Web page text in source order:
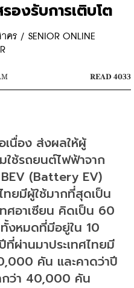
องรับการเติบโต
ร / SENIOR ONLINE
READ 4033
เนื่อง ส่งผลให้ผู้
ใช้รถยนต์ไฟฟ้าจาก
(Battery EV)
ทยมีผู้ใช้มากที่สุดเป็น
ศอาเซียน คิดเป็น 60
งหมดที่มีอยู่ใน 10
ที่ผ่านมาประเทศไทยมี
คัน และคาดว่าปี
กว่า 40,000 คัน